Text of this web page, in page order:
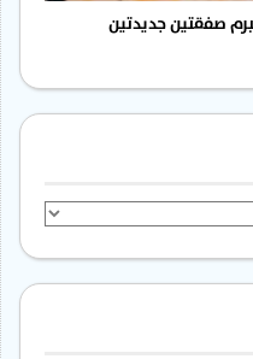
صفقتين جديدتين